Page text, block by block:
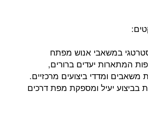
במשאבי אנוש מפתח
המתארות יעדים ברורים,
משאבים ומדדי ביצועים מרכזיים.
בביצוע יעיל ומספקת מפת דרכים